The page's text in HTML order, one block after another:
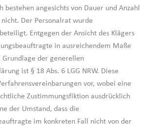
bestehen angesichts von Dauer und Anzahl
Der Personalrat wurde
Entgegen der Ansicht des Klägers
in ausreichendem Maße
der generellen
ist § 18 Abs. 6 LGG NRW. Diese
vor, wobei eine
Zustimmungsfiktion ausdrücklich
der Umstand, dass die
im konkreten Fall nicht von der